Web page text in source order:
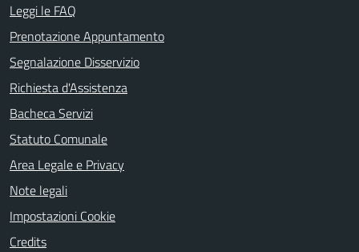
Leggi le FAQ
Prenotazione Appuntamento
Segnalazione Disservizio
Richiesta d'Assistenza
Bacheca Servizi
Statuto Comunale
Area Legale e Privacy
Note legali
Impostazioni Cookie
Credits